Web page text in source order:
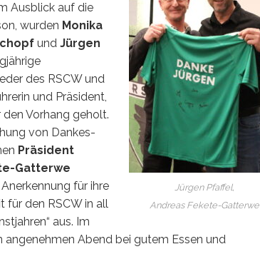
Jürgen Pfaffel,
Andreas Fekete-Gatterwe
Ausblick auf die
wurden Monika
undJürgen
des RSCW und
und Präsident,
Vorhang geholt.
von Dankes-
Präsident
Gatterwe
für ihre
für den RSCW in all
aus. Im
Abend bei gutem Essen und